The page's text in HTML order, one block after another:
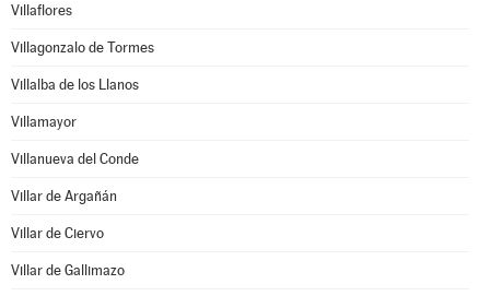
Villaflores
Villagonzalo de Tormes
Villalba de los Llanos
Villamayor
Villanueva del Conde
Villar de Argañán
Villar de Ciervo
Villar de Gallimazo